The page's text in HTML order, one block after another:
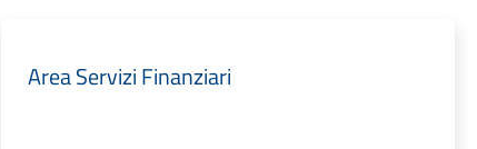
Area Servizi Finanziari